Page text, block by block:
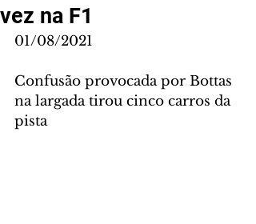
vez na F1
01/08/2021
Confusão provocada por Bottas
na largada tirou cinco carros da
pista